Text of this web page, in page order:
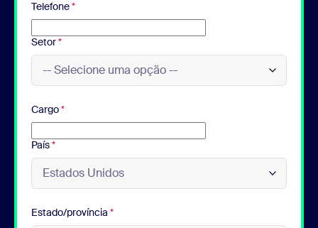
Telefone*
Setor*
Cargo*
País*
Estado/província *